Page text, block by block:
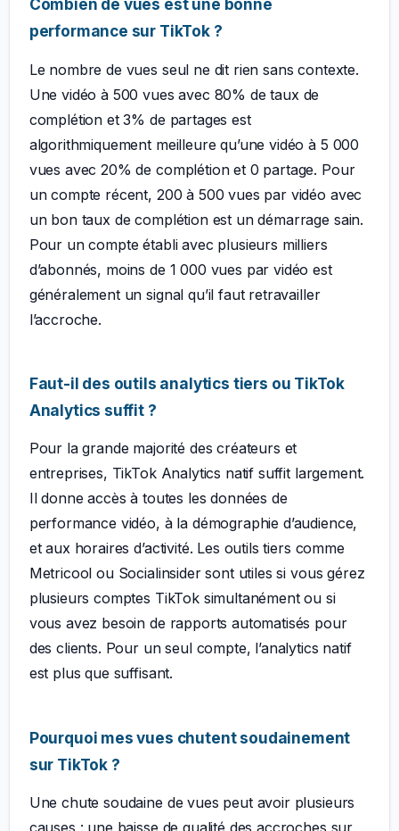
Combien de vues est une bonne
performance sur TikTok ?
Le nombre de vues seul ne dit rien sans contexte.
Une vidéo à 500 vues avec 80% de taux de
complétion et 3% de partages est
algorithmiquement meilleure qu’une vidéo à 5 000
vues avec 20% de complétion et 0 partage. Pour
un compte récent, 200 à 500 vues par vidéo avec
un bon taux de complétion est un démarrage sain.
Pour un compte établi avec plusieurs milliers
d’abonnés, moins de 1 000 vues par vidéo est
généralement un signal qu’il faut retravailler
l’accroche.
Faut-il des outils analytics tiers ou TikTok
Analytics suffit ?
Pour la grande majorité des créateurs et
entreprises, TikTok Analytics natif suffit largement.
Il donne accès à toutes les données de
performance vidéo, à la démographie d’audience,
et aux horaires d’activité. Les outils tiers comme
Metricool ou Socialinsider sont utiles si vous gérez
plusieurs comptes TikTok simultanément ou si
vous avez besoin de rapports automatisés pour
des clients. Pour un seul compte, l’analytics natif
est plus que suffisant.
Pourquoi mes vues chutent soudainement
sur TikTok ?
Une chute soudaine de vues peut avoir plusieurs